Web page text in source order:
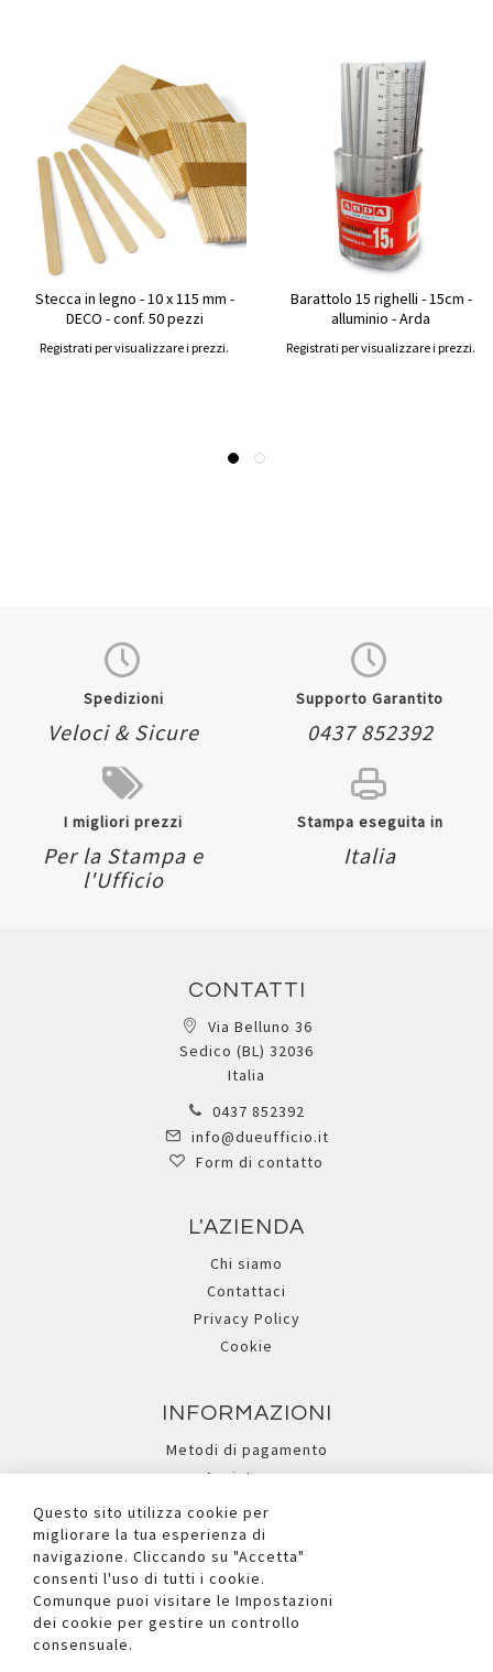
Stecca in legno - 10 x 115 mm -
DECO - conf. 50 pezzi
Registrati per visualizzare i prezzi.
Barattolo 15 righelli - 15cm -
alluminio - Arda
Registrati per visualizzare i prezzi.
Spedizioni
Veloci & Sicure
Supporto Garantito
0437 852392
I migliori prezzi
Per la Stampa e
l'Ufficio
Stampa eseguita in
Italia
CONTATTI
Via Belluno 36
Sedico (BL) 32036
Italia
0437 852392
info@dueufficio.it
Form di contatto
L'AZIENDA
Chi siamo
Contattaci
Privacy Policy
Cookie
INFORMAZIONI
Metodi di pagamento
Assistenza
Ricerca avanzata
I NOSTRI SOCIAL
Questo sito utilizza cookie per
migliorare la tua esperienza di
navigazione. Cliccando su "Accetta"
consenti l'uso di tutti i cookie.
Comunque puoi visitare le Impostazioni
dei cookie per gestire un controllo
consensuale.